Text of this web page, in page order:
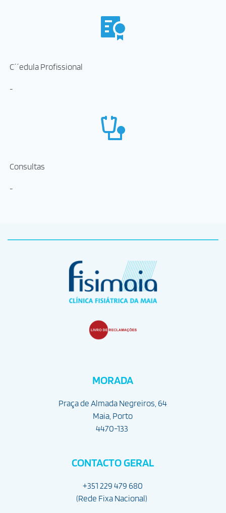
C´´edula Profissional
-
Consultas
-
MORADA
Praça de Almada Negreiros, 64
Maia, Porto
4470-133
CONTACTO GERAL
+351 229 479 680
(Rede Fixa Nacional)